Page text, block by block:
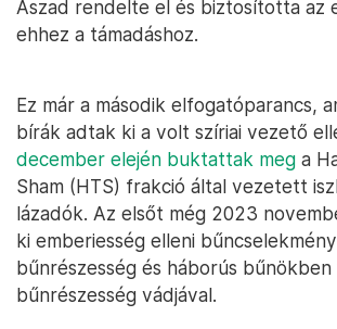
Aszad rendelte el és biztosította az
ehhez a támadáshoz.
Ez már a második elfogatóparancs,
bírák adtak ki a volt szíriai vezető
december elején buktattak meg a
Sham (HTS) frakció által vezetett
lázadók. Az elsőt még 2023
ki emberiesség elleni
bűnrészesség és háborús bűnökben
bűnrészesség vádjával.